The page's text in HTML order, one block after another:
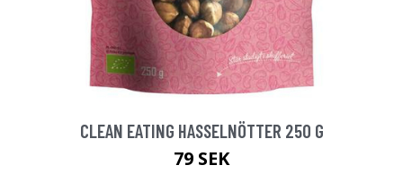
CLEAN EATING HASSELNÖTTER 250 G
79 SEK